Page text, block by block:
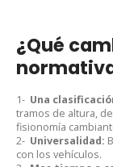
¿Qué
1- Una
tramos de altura,
fisionomía
2- Universalidad:
con los vehículos.